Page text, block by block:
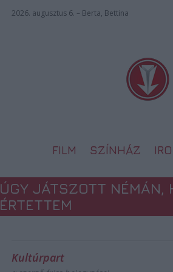
2026. augusztus 6. – Berta, Bettina
FILM SZÍNHÁZ
ÚGY JÁTSZOTT NÉMÁN,
ÉRTETTEM
Kultúrpart